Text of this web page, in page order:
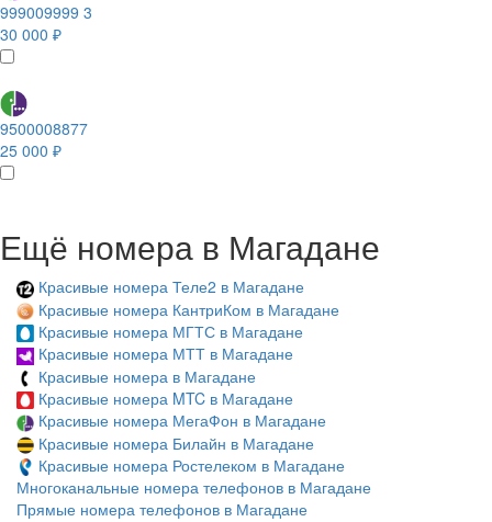
999009999 3
30 000 ₽
9500008877
25 000 ₽
Ещё номера в Магадане
Красивые номера Теле2 в Магадане
Красивые номера КантриКом в Магадане
Красивые номера МГТС в Магадане
Красивые номера МТТ в Магадане
Красивые номера в Магадане
Красивые номера MTC в Магадане
Красивые номера МегаФон в Магадане
Красивые номера Билайн в Магадане
Красивые номера Ростелеком в Магадане
Многоканальные номера телефонов в Магадане
Прямые номера телефонов в Магадане